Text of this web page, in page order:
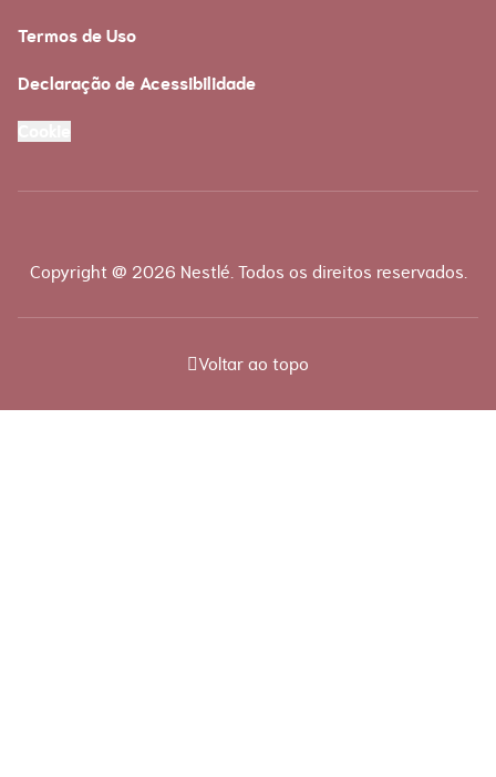
Termos de Uso
Declaração de Acessibilidade
Cookie
Copyright @ 2026 Nestlé. Todos os direitos reservados.
Voltar ao topo